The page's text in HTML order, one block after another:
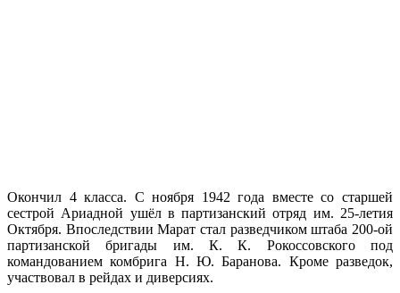
Окончил 4 класса. С ноября 1942 года вместе со старшей
сестрой Ариадной ушёл в партизанский отряд им. 25-летия
Октября. Впоследствии Марат стал разведчиком штаба 200-ой
партизанской бригады им. К. К. Рокоссовского под
командованием комбрига Н. Ю. Баранова. Кроме разведок,
участвовал в рейдах и диверсиях.